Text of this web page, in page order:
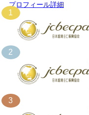
プロフィール詳細
1
2
3